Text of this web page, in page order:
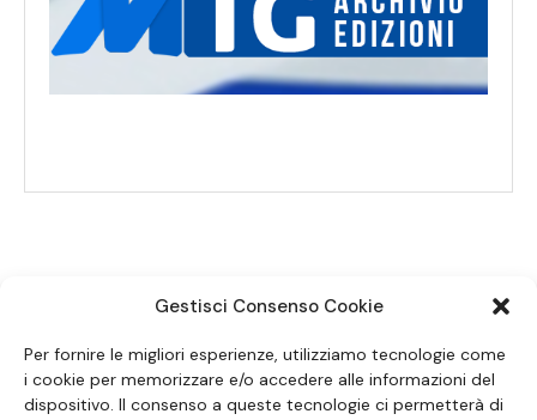
Gestisci Consenso Cookie
Per fornire le migliori esperienze, utilizziamo tecnologie come
i cookie per memorizzare e/o accedere alle informazioni del
dispositivo. Il consenso a queste tecnologie ci permetterà di
SEGUICI SUI SOCIAL